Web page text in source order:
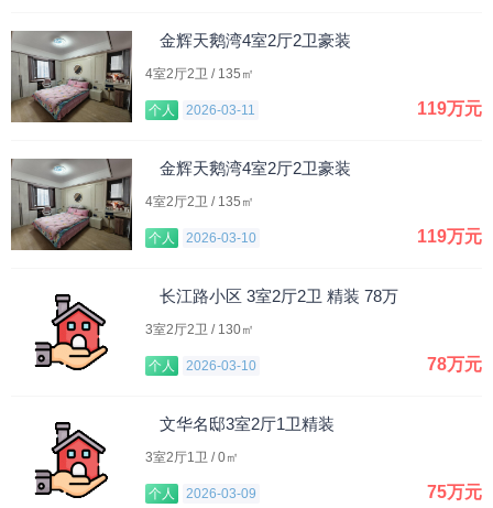
金辉天鹅湾4室2厅2卫豪装
4室2厅2卫 / 135㎡
个人 2026-03-11 119万元
金辉天鹅湾4室2厅2卫豪装
4室2厅2卫 / 135㎡
个人 2026-03-10 119万元
长江路小区 3室2厅2卫 精装 78万
3室2厅2卫 / 130㎡
个人 2026-03-10 78万元
文华名邸3室2厅1卫精装
3室2厅1卫 / 0㎡
个人 2026-03-09 75万元